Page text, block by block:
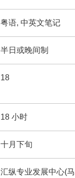
粤语, 中英文笔记
半日或晚间制
18
18 小时
十月下旬
汇纵专业发展中心(